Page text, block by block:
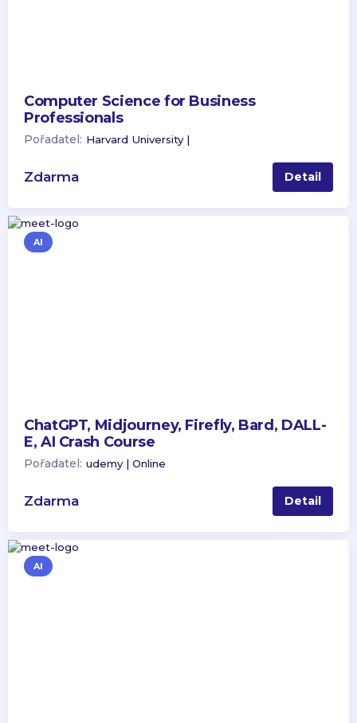
Computer Science for Business
Professionals
Pořadatel: Harvard University |
Zdarma Detail
ChatGPT, Midjourney, Firefly, Bard, DALL-
E, AI Crash Course
AI
Pořadatel: udemy | Online
Zdarma Detail
AI